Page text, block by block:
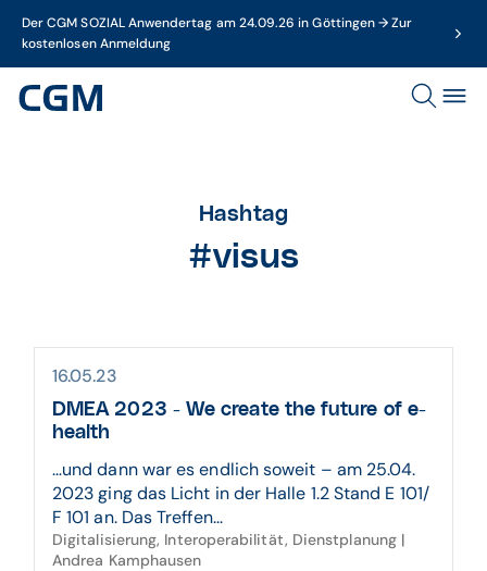
Der CGM SOZIAL Anwendertag am 24.09.26 in Göttingen → Zur
kostenlosen Anmeldung
Hashtag
#visus
16.05.23
DMEA 2023 - We create the future of e-
health
…und dann war es endlich soweit – am 25.04.
2023 ging das Licht in der Halle 1.2 Stand E 101/
F 101 an. Das Treffen...
Digitalisierung, Interoperabilität, Dienstplanung |
Andrea Kamphausen